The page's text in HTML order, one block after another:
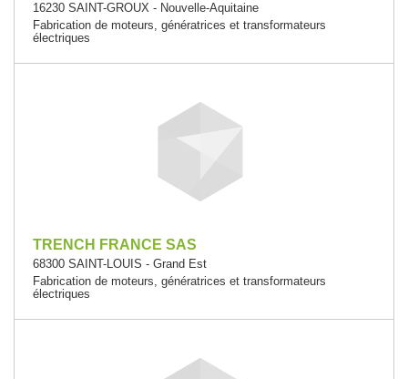
16230 SAINT-GROUX - Nouvelle-Aquitaine
Fabrication de moteurs, génératrices et transformateurs
électriques
TRENCH FRANCE SAS
68300 SAINT-LOUIS - Grand Est
Fabrication de moteurs, génératrices et transformateurs
électriques